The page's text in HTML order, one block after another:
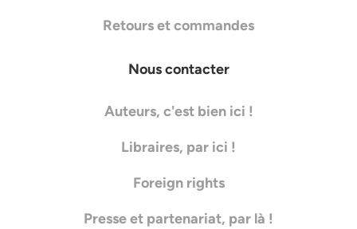
Retours et commandes
Nous contacter
Auteurs, c'est bien ici !
Libraires, par ici !
Foreign rights
Presse et partenariat, par là !